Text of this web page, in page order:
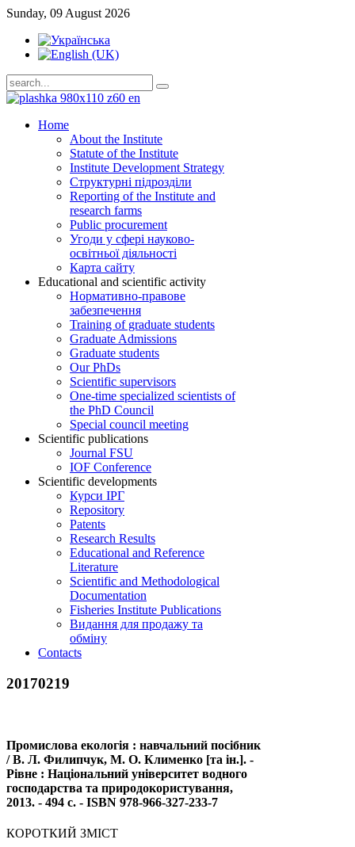
Sunday, 09 August 2026
Home
About the Institute
Statute of the Institute
Institute Development Strategy
Структурні підрозділи
Reporting of the Institute and
research farms
Public procurement
Угоди у сфері науково-
освітньої діяльності
Карта сайту
Educational and scientific activity
Нормативно-правове
забезпечення
Training of graduate students
Graduate Admissions
Graduate students
Our PhDs
Scientific supervisors
One-time specialized scientists of
the PhD Council
Special council meeting
Scientific publications
Journal FSU
IOF Conference
Scientific developments
Курси ІРГ
Repository
Patents
Research Results
Educational and Reference
Literature
Scientific and Methodological
Documentation
Fisheries Institute Publications
Видання для продажу та
обміну
Contacts
20170219
Промислова екологія : навчальний посібник
/ В. Л. Филипчук, М. О. Клименко [та ін.]. -
Рівне : Національний університет водного
господарства та природокористування,
2013. - 494 с. - ISBN 978-966-327-233-7
КОРОТКИЙ ЗМІСТ